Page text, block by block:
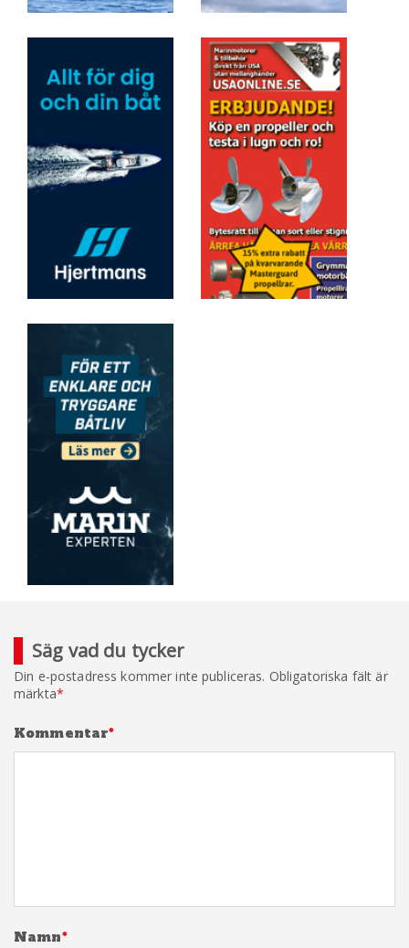
Säg vad du tycker
Din e-postadress kommer inte publiceras. Obligatoriska fält är
märkta*
Kommentar*
Namn*